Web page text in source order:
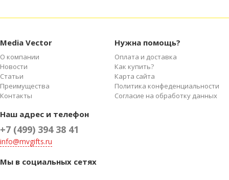
Media Vector
О компании
Новости
Статьи
Преимущества
Контакты
Нужна помощь?
Оплата и доставка
Как купить?
Карта сайта
Политика конфеденциальности
Согласие на обработку данных
Наш адрес и телефон
+7 (499) 394 38 41
info@mvgifts.ru
Мы в социальных сетях